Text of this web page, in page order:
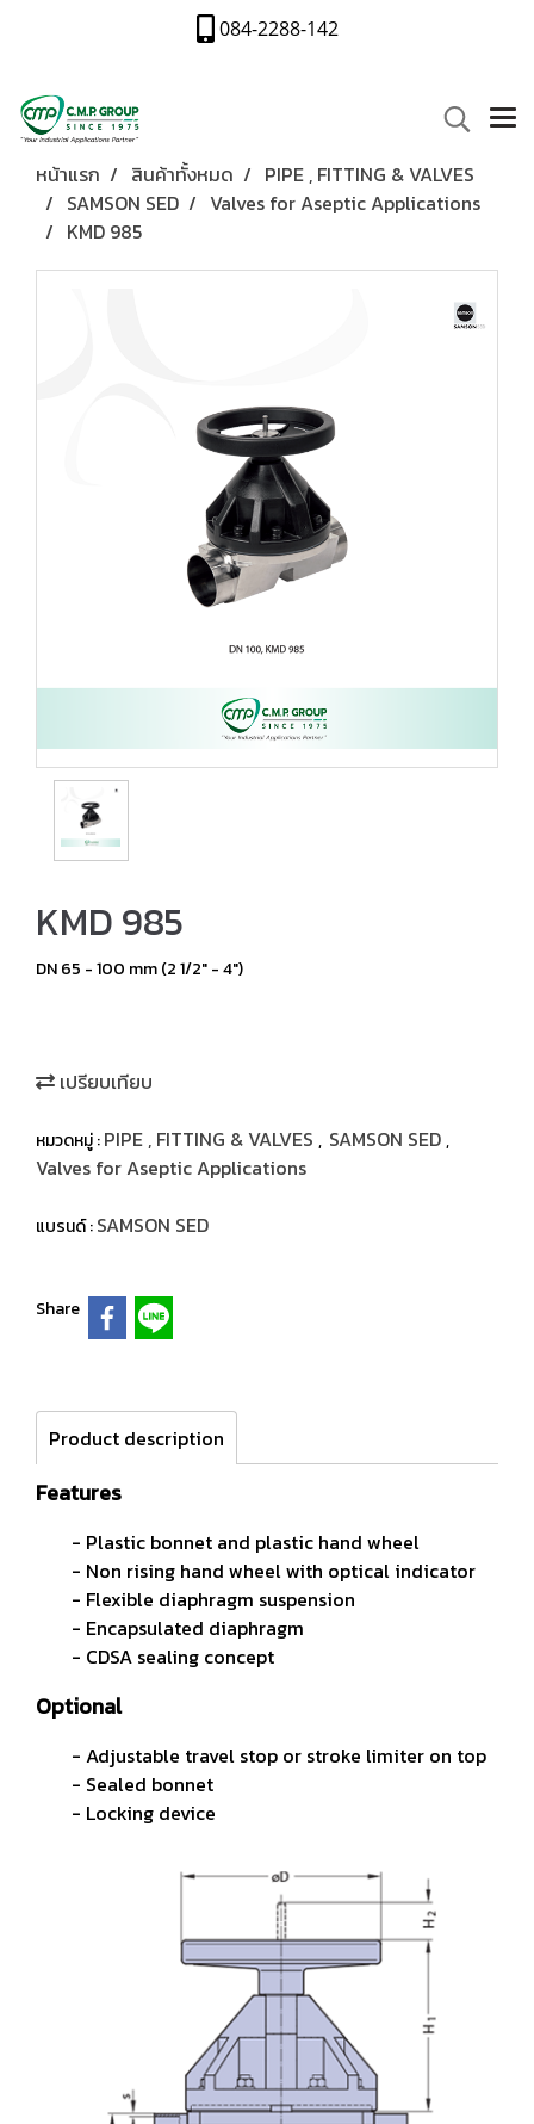
084-2288-142
หน้าแรก สินค้าทั้งหมด
PIPE , FITTING & VALVES
SAMSON SED
Valves for Aseptic Applications
KMD 985
KMD 985
DN 65 - 100 mm (2 1/2" - 4")
เปรียบเทียบ
หมวดหมู่ :PIPE , FITTING & VALVES , SAMSON SED,
Valves for Aseptic Applications
แบรนด์ :SAMSON SED
Share
Product description
Features
- Plastic bonnet and plastic hand wheel
- Non rising hand wheel with optical indicator
- Flexible diaphragm suspension
- Encapsulated diaphragm
- CDSA sealing concept
Optional
- Adjustable travel stop or stroke limiter on top
- Sealed bonnet
- Locking device